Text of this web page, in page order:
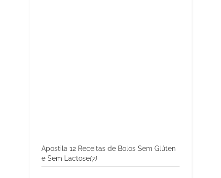
Apostila 12 Receitas de Bolos Sem Glúten
e Sem Lactose(7)